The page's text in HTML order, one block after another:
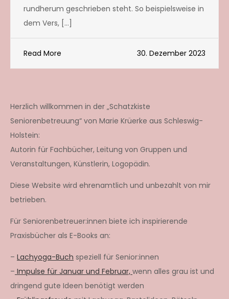
rundherum geschrieben steht. So beispielsweise in
dem Vers, […]
Read More 30. Dezember 2023
Herzlich willkommen in der „Schatzkiste
Seniorenbetreuung“ von Marie Krüerke aus Schleswig-
Holstein:
Autorin für Fachbücher, Leitung von Gruppen und
Veranstaltungen, Künstlerin, Logopädin.
Diese Website wird ehrenamtlich und unbezahlt von mir
betrieben.
Für Seniorenbetreuer:innen biete ich inspirierende
Praxisbücher als E-Books an:
– Lachyoga-Buch speziell für Senior:innen
– Impulse für Januar und Februar, wenn alles grau ist und
dringend gute Ideen benötigt werden